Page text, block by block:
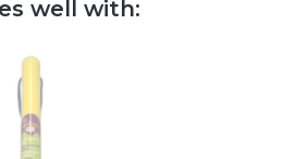
well with: